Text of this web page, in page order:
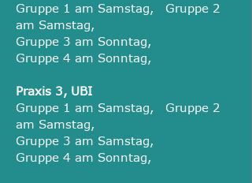
Gruppe 1 am Samstag, Gruppe 2
am Samstag,
Gruppe 3 am Sonntag,
Gruppe 4 am Sonntag,
Praxis 3, UBI
Gruppe 1 am Samstag, Gruppe 2
am Samstag,
Gruppe 3 am Samstag,
Gruppe 4 am Sonntag,